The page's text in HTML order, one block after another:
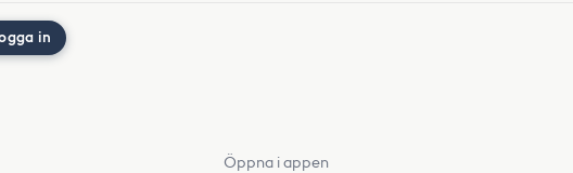
in
Öppna i appen